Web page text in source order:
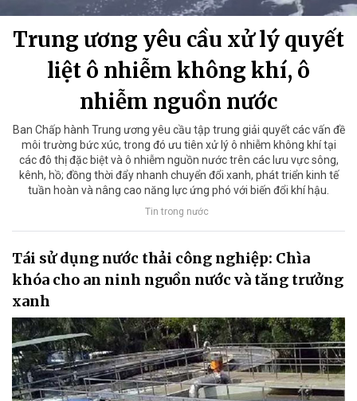
Trung ương yêu cầu xử lý quyết
liệt ô nhiễm không khí, ô
nhiễm nguồn nước
Ban Chấp hành Trung ương yêu cầu tập trung giải quyết các vấn đề
môi trường bức xúc, trong đó ưu tiên xử lý ô nhiễm không khí tại
các đô thị đặc biệt và ô nhiễm nguồn nước trên các lưu vực sông,
kênh, hồ; đồng thời đẩy nhanh chuyển đổi xanh, phát triển kinh tế
tuần hoàn và nâng cao năng lực ứng phó với biến đổi khí hậu.
Tin trong nước
Tái sử dụng nước thải công nghiệp: Chìa
khóa cho an ninh nguồn nước và tăng trưởng
xanh